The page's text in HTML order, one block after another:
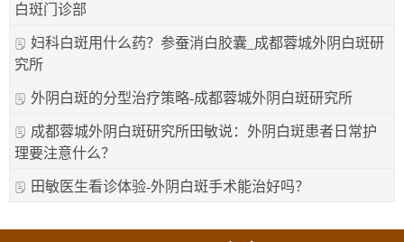
白斑门诊部
妇科白斑用什么药？参蚕消白胶囊_成都蓉城外阴白斑研
究所
外阴白斑的分型治疗策略-成都蓉城外阴白斑研究所
成都蓉城外阴白斑研究所田敏说：外阴白斑患者日常护
理要注意什么？
田敏医生看诊体验-外阴白斑手术能治好吗？